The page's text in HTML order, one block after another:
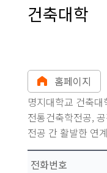
건축대학
홈페이지
명지대학교 건축
전통건축학전공,
전공 간 활발한 연
전화번호